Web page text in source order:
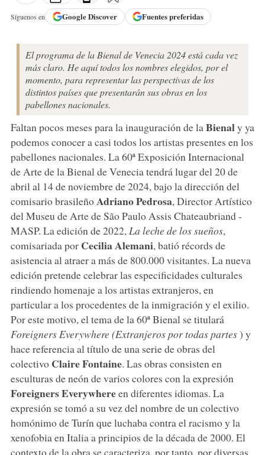
Síguenos en GoogleDiscover Fuentes preferidas
El programa de la Bienal de Venecia 2024 está cada vez
más claro. He aquí todos los nombres elegidos, por el
momento, para representar las perspectivas de los
distintos países que presentarán sus obras en los
pabellones nacionales.
Faltan pocos meses para la inauguración de la Bienaly ya
podemos conocer a casi todos los artistas presentes en los
pabellones nacionales. La 60ª Exposición Internacional
de Arte de la Bienal de Venecia tendrá lugar del 20 de
abril al 14 de noviembre de 2024, bajo la dirección del
comisario brasileñoAdrianoPedrosa, Director Artístico
del Museu de Arte de São Paulo Assis Chateaubriand -
MASP. La edición de 2022, La lechede lossueños,
comisariada por CeciliaAlemani, batió récords de
asistencia al atraer a más de 800.000 visitantes. La nueva
edición pretende celebrar las especificidades culturales
rindiendo homenaje a los artistas extranjeros, en
particular a los procedentes de la inmigración y el exilio.
Por este motivo, el tema de la 60ª Bienal se titulará
Foreigners Everywhere(Extranjerospor todas partes) y
hace referencia al título de una serie de obras del
colectivo ClaireFontaine. Las obras consisten en
esculturas de neón de varios colores con la expresión
ForeignersEverywhereen diferentes idiomas. La
expresión se tomó a su vez del nombre de un colectivo
homónimo de Turín que luchaba contra el racismo y la
xenofobia en Italia a principios de la década de 2000. El
contexto de la obra se caracteriza, por tanto, por diversas